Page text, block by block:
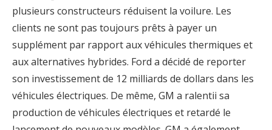
plusieurs constructeurs réduisent la voilure. Les
clients ne sont pas toujours prêts à payer un
supplément par rapport aux véhicules thermiques et
aux alternatives hybrides. Ford a décidé de reporter
son investissement de 12 milliards de dollars dans les
véhicules électriques. De même, GM a ralentii sa
production de véhicules électriques et retardé le